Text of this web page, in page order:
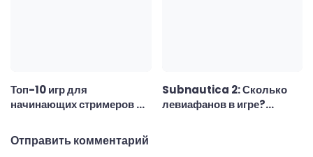
Топ-10 игр для
начинающих стримеров —
Subnautica 2: Сколько
левиафанов в игре?
Отправить комментарий